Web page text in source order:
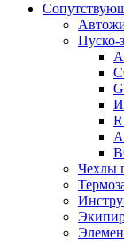
Пуско-
Чехлы